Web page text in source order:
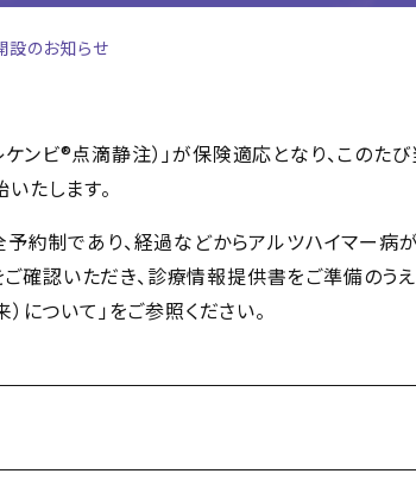
設のお知らせ
ンビ®点滴静注）」が保険適応となり、このた
たします。
約制であり、経過などからアルツハイマー
確認いただき、診療情報提供書をご準備のう
について」をご参照ください。